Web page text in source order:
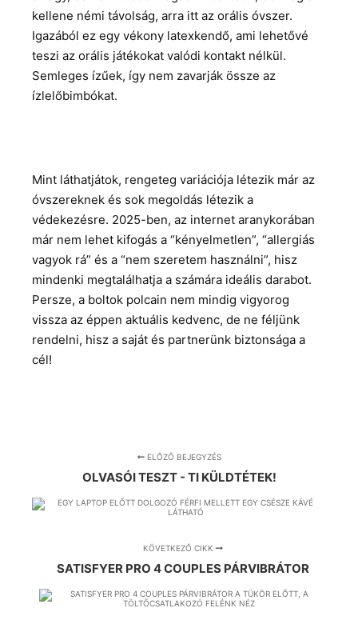
kellene némi távolság, arra itt az orális óvszer.
Igazából ez egy vékony latexkendő, ami lehetővé
teszi az orális játékokat valódi kontakt nélkül.
Semleges ízűek, így nem zavarják össze az
ízlelőbimbókat.
Mint láthatjátok, rengeteg variációja létezik már az
óvszereknek és sok megoldás létezik a
védekezésre. 2025-ben, az internet aranykorában
már nem lehet kifogás a “kényelmetlen”, “allergiás
vagyok rá” és a “nem szeretem használni”, hisz
mindenki megtalálhatja a számára ideális darabot.
Persze, a boltok polcain nem mindig vigyorog
vissza az éppen aktuális kedvenc, de ne féljünk
rendelni, hisz a saját és partnerünk biztonsága a
cél!
ELŐZŐ BEJEGYZÉS
OLVASÓI TESZT - TI KÜLDTÉTEK!
KÖVETKEZŐ CIKK
SATISFYER PRO 4 COUPLES PÁRVIBRÁTOR